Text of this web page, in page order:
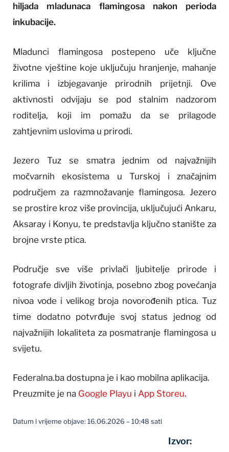
hiljada mladunaca flamingosa nakon perioda
inkubacije.
Mladunci flamingosa postepeno uče ključne
životne vještine koje uključuju hranjenje, mahanje
krilima i izbjegavanje prirodnih prijetnji. Ove
aktivnosti odvijaju se pod stalnim nadzorom
roditelja, koji im pomažu da se prilagode
zahtjevnim uslovima u prirodi.
Jezero Tuz se smatra jednim od najvažnijih
močvarnih ekosistema u Turskoj i značajnim
područjem za razmnožavanje flamingosa. Jezero
se prostire kroz više provincija, uključujući Ankaru,
Aksaray i Konyu, te predstavlja ključno stanište za
brojne vrste ptica.
Područje sve više privlači ljubitelje prirode i
fotografe divljih životinja, posebno zbog povećanja
nivoa vode i velikog broja novorođenih ptica. Tuz
time dodatno potvrđuje svoj status jednog od
najvažnijih lokaliteta za posmatranje flamingosa u
svijetu.
Federalna.ba dostupna je i kao mobilna aplikacija.
Preuzmite je na Google Playu i App Storeu.
Datum i vrijeme objave: 16.06.2026 – 10:48 sati
Izvor: